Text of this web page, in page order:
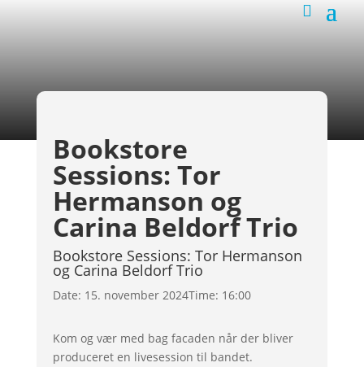
Bookstore
Sessions: Tor
Hermanson og
Carina Beldorf Trio
Bookstore Sessions: Tor Hermanson
og Carina Beldorf Trio
Date: 15. november 2024Time: 16:00
Kom og vær med bag facaden når der bliver
produceret en livesession til bandet.